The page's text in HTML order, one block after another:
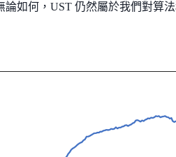
論如何，UST 仍然屬於我們對算